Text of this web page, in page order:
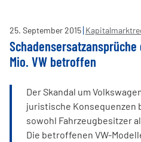
VW
25. September2015
Mio. VW betroffen
Der Skandal um
juristische Konsequenzen
sowohl Fahrzeugbesitzer
Die betroffenen VW-